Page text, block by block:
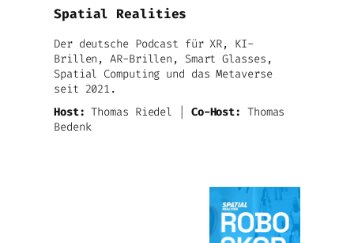
Spatial Realities
Der deutsche Podcast für XR, KI-
Brillen, AR-Brillen, Smart Glasses,
Spatial Computing und das Metaverse
seit 2021.
Host: Thomas Riedel | Co-Host: Thomas
Bedenk